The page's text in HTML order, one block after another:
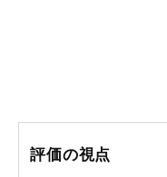
評価の視点